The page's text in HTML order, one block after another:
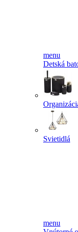
menu
Detská
Svietidlá
menu